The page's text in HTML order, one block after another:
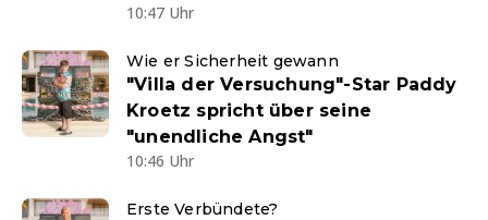
10:47 Uhr
Wie er Sicherheit gewann
"Villa der Versuchung"-Star Paddy
Kroetz spricht über seine
"unendliche Angst"
10:46 Uhr
Erste Verbündete?